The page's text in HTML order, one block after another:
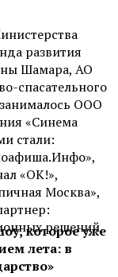
развития
Шамара, АО
спасательного
ООО
«Синема
стали:
«ОК!»,
Москва»,
решений
которое уже
лета: в